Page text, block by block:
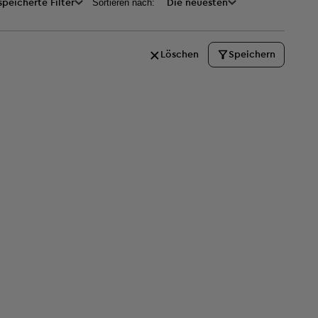
Filter Sortieren nach: Die neuesten
Löschen Speichern